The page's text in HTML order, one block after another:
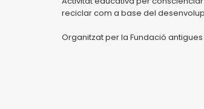
reciclar com a base del
Organitzat per la Fundació antigues